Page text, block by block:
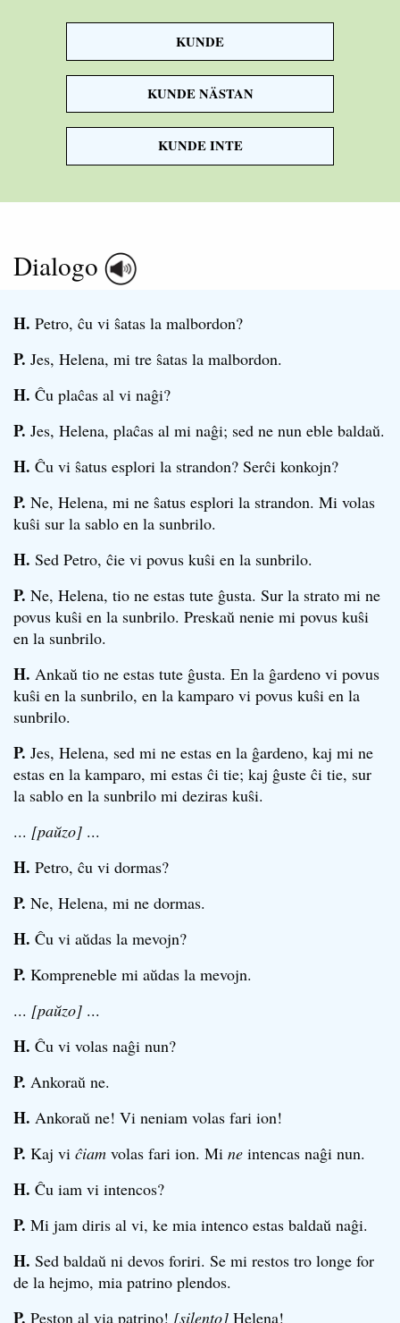
garden
KUNDE
KUNDE NÄSTAN
KUNDE INTE
Dialogo
H. Petro, ĉu vi ŝatas la malbordon?
P. Jes, Helena, mi tre ŝatas la malbordon.
H. Ĉu plaĉas al vi naĝi?
P. Jes, Helena, plaĉas al mi naĝi; sed ne nun eble baldaŭ.
H. Ĉu vi ŝatus esplori la strandon? Serĉi konkojn?
P. Ne, Helena, mi ne ŝatus esplori la strandon. Mi volas
kuŝi sur la sablo en la sunbrilo.
H. Sed Petro, ĉie vi povus kuŝi en la sunbrilo.
P. Ne, Helena, tio ne estas tute ĝusta. Sur la strato mi ne
povus kuŝi en la sunbrilo. Preskaŭ nenie mi povus kuŝi
en la sunbrilo.
H. Ankaŭ tio ne estas tute ĝusta. En la ĝardeno vi povus
kuŝi en la sunbrilo, en la kamparo vi povus kuŝi en la
sunbrilo.
P. Jes, Helena, sed mi ne estas en la ĝardeno, kaj mi ne
estas en la kamparo, mi estas ĉi tie; kaj ĝuste ĉi tie, sur
la sablo en la sunbrilo mi deziras kuŝi.
... [paŭzo] ...
H. Petro, ĉu vi dormas?
P. Ne, Helena, mi ne dormas.
H. Ĉu vi aŭdas la mevojn?
P. Kompreneble mi aŭdas la mevojn.
... [paŭzo] ...
H. Ĉu vi volas naĝi nun?
P. Ankoraŭ ne.
H. Ankoraŭ ne! Vi neniam volas fari ion!
P. Kaj vi ĉiam volas fari ion. Mi ne intencas naĝi nun.
H. Ĉu iam vi intencos?
P. Mi jam diris al vi, ke mia intenco estas baldaŭ naĝi.
H. Sed baldaŭ ni devos foriri. Se mi restos tro longe for
de la hejmo, mia patrino plendos.
P. Peston al via patrino! [silento] Helena!